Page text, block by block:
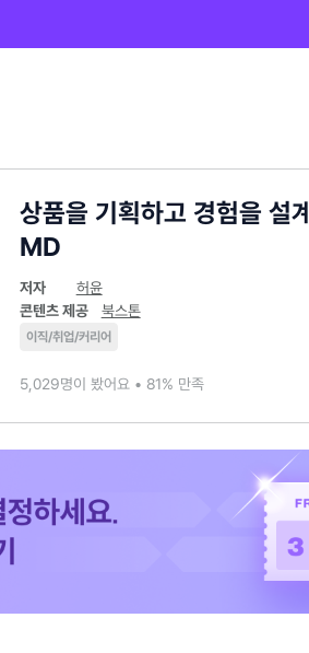
상품을 기획하고 경험을 설
MD
저자
허윤
콘텐츠 제공
북스톤
이직/취업/커리어
5,029명이 봤어요 • 81% 만족